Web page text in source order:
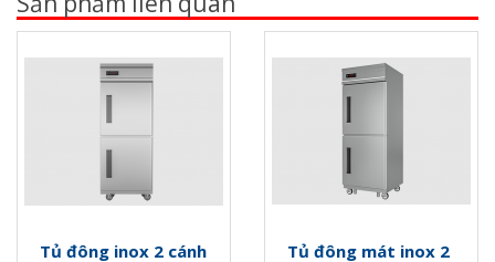
Tủ đông inox 2 cánh
Tủ đông mát inox 2